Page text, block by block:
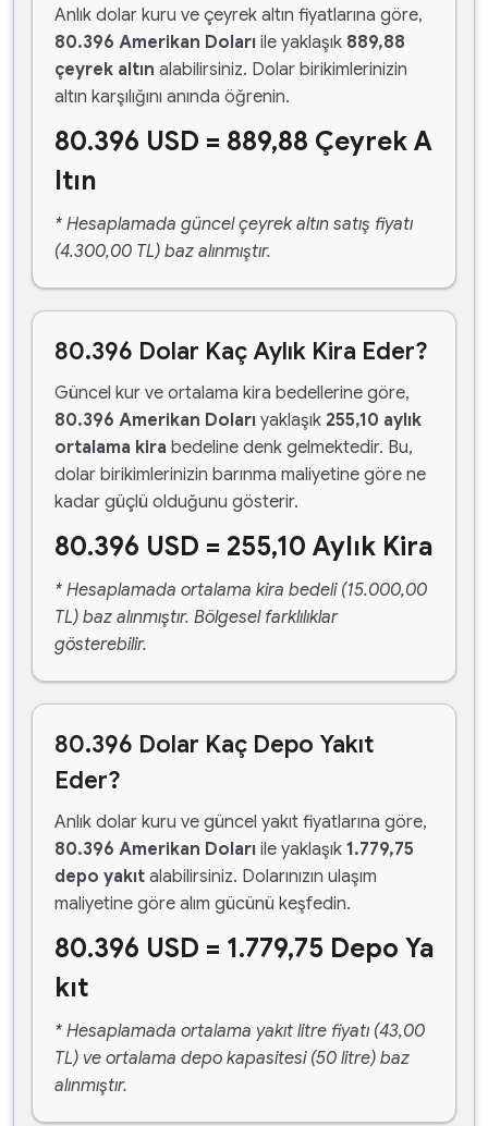
Anlık dolar kuru ve çeyrek altın fiyatlarına göre,
80.396 Amerikan Doları ile yaklaşık 889,88
çeyrek altın alabilirsiniz. Dolar birikimlerinizin
altın karşılığını anında öğrenin.
80.396 USD = 889,88 Çeyrek A
ltın
* Hesaplamada güncel çeyrek altın satış fiyatı
(4.300,00 TL) baz alınmıştır.
80.396 Dolar Kaç Aylık Kira Eder?
Güncel kur ve ortalama kira bedellerine göre,
80.396 Amerikan Doları yaklaşık 255,10 aylık
ortalama kira bedeline denk gelmektedir. Bu,
dolar birikimlerinizin barınma maliyetine göre ne
kadar güçlü olduğunu gösterir.
80.396 USD = 255,10 Aylık Kira
* Hesaplamada ortalama kira bedeli (15.000,00
TL) baz alınmıştır. Bölgesel farklılıklar
gösterebilir.
80.396 Dolar Kaç Depo Yakıt
Eder?
Anlık dolar kuru ve güncel yakıt fiyatlarına göre,
80.396 Amerikan Doları ile yaklaşık 1.779,75
depo yakıt alabilirsiniz. Dolarınızın ulaşım
maliyetine göre alım gücünü keşfedin.
80.396 USD = 1.779,75 Depo Ya
kıt
* Hesaplamada ortalama yakıt litre fiyatı (43,00
TL) ve ortalama depo kapasitesi (50 litre) baz
alınmıştır.